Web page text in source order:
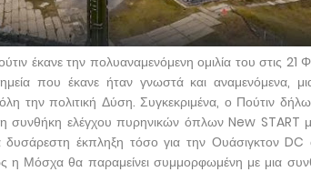
έκανε την πολυαναμενόμενη ομιλία του στις 21
που έκανε ήταν γνωστά και αναμενόμενα,
την πολιτική Δύση. Συγκεκριμένα, ο Πούτιν
συνθήκη ελέγχου πυρηνικών όπλων New START
δυσάρεστη έκπληξη τόσο για την Ουάσιγκτον DC
η Μόσχα θα παραμείνει συμμορφωμένη με μια